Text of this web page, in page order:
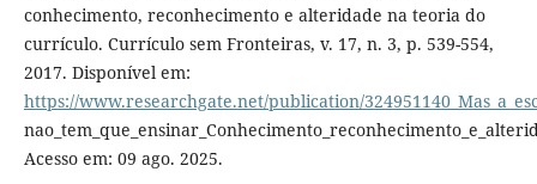
conhecimento, reconhecimento e alteridade na teoria do
currículo. Currículo sem Fronteiras, v. 17, n. 3, p. 539-554,
2017. Disponível em:
https://www.researchgate.net/publication/
Acesso em: 09 ago. 2025.